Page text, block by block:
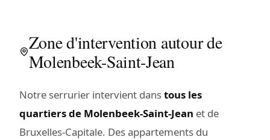
Zone d'intervention autour de
Molenbeek-Saint-Jean
Notre serrurier intervient danstous les
quartiers de Molenbeek-Saint-Jean et de
Bruxelles-Capitale. Des appartements du